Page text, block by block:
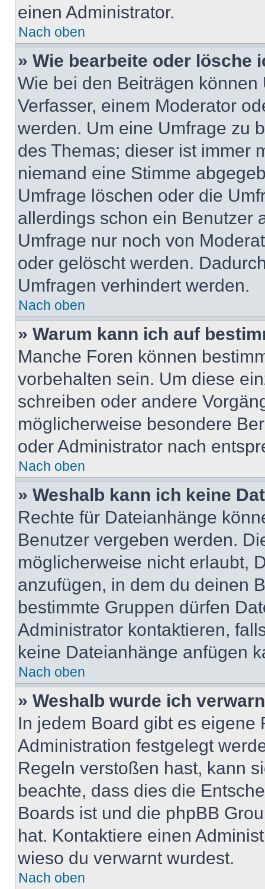
einen Administrator.
Nach oben
» Wie bearbeite oder lösche
Wie bei den Beiträgen
Verfasser, einem Moderator
werden. Um eine Umfrage zu
des Themas; dieser ist immer
niemand eine Stimme
Umfrage löschen oder die
allerdings schon ein Benutzer
Umfrage nur noch von
oder gelöscht werden.
Umfragen verhindert werden.
Nach oben
» Warum kann ich auf
Manche Foren können
vorbehalten sein. Um diese
schreiben oder andere
möglicherweise besondere
oder Administrator nach
Nach oben
» Weshalb kann ich keine
Rechte für Dateianhänge
Benutzer vergeben werden.
möglicherweise nicht erlaubt,
anzufügen, in dem du deinen
bestimmte Gruppen dürfen
Administrator kontaktieren,
keine Dateianhänge anfügen
Nach oben
» Weshalb wurde ich
In jedem Board gibt es
Administration festgelegt
Regeln verstoßen hast, kann
beachte, dass dies die
Boards ist und die phpBB
hat. Kontaktiere einen
wieso du verwarnt wurdest.
Nach oben